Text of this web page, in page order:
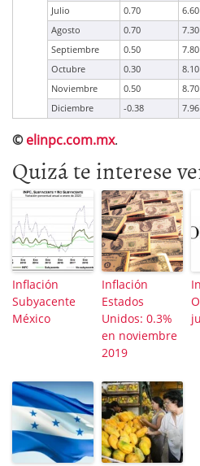
Julio
0.70 6.60
Agosto
0.70 7.30
Septiembre
0.50 7.80
Octubre
0.30 8.10
Noviembre
0.50 8.70
Diciembre
-0.38 7.96
©elinpc.com.mx.
Quizá te interese
Inflación
Subyacente
México
Inflación
Estados
Unidos: 0.3%
en noviembre
2019